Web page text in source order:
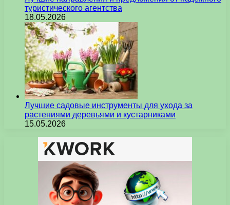
туристического агентства
18.05.2026
Лучшие садовые инструменты для ухода за
растениями деревьями и кустарниками
15.05.2026